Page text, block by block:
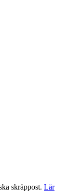
skräppost. Lär